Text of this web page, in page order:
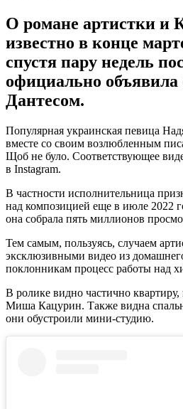
О романе артистки и
известно в конце
спустя пару недель
официально объявила
Дантесом.
Популярная украинская певица
вместе со своим возлюбленным
Щоб не було. Соответствующее
в Instagram.
В частности исполнительница
над композицией еще в июле 2022
она собрала пять миллионов
Тем самым, пользуясь, случаем
эксклюзивными видео из
поклонникам процесс работы над
В ролике видно частично
Миша Кацурин. Также видна
они обустроили мини-студию.